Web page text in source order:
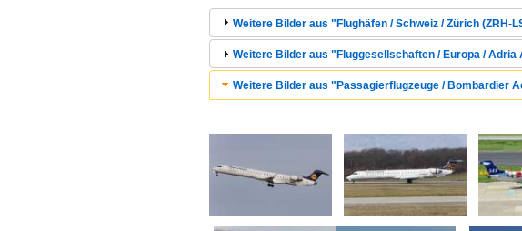
Weitere Bilder aus "Flughäfen / Schweiz / Zürich (ZRH-
Weitere Bilder aus "Fluggesellschaften / Europa / Adria
Weitere Bilder aus "Passagierflugzeuge / Bombardier